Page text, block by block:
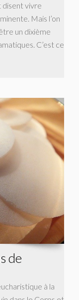
disent vivre
Mais l’on
un dixième
C’est ce
de
à la